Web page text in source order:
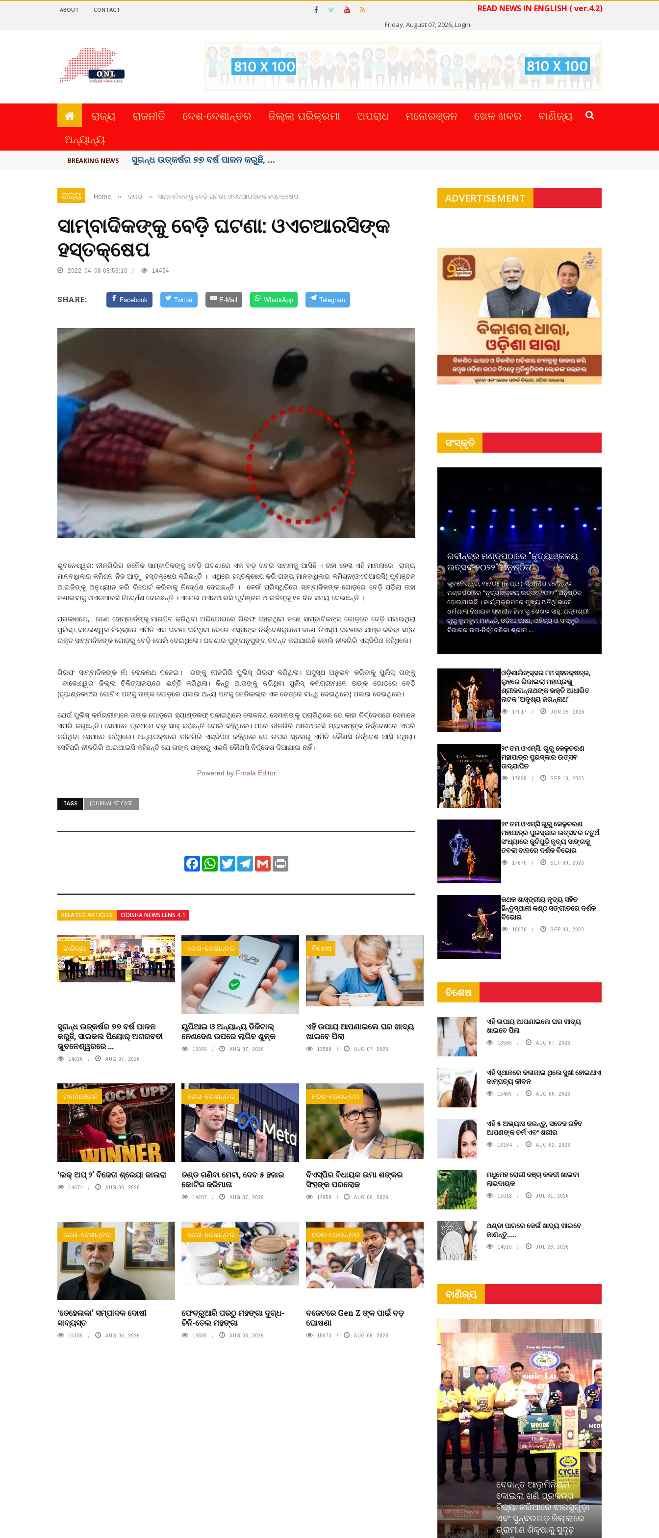
READ NEWS IN ENGLISH ( ver.4.2)
Friday, August 07, 2026,Login
ABOUT CONTACT
ରାଜ୍ୟ ରାଜନୀତି ଦେଶ-ଦେଶାନ୍ତର ଜିଲ୍ଲା ପରିକ୍ରମା ଅପରାଧ ମନୋରଞ୍ଜନ ଖେଳ ଖବର
ବାଣିଜ୍ୟ
ଅନ୍ୟାନ୍ୟ
BREAKING NEWS ୟୁପିଆଇ ଓ ଅନ୍ୟାନ୍ୟ ଡିଜିଟାଲ୍ ନେଣଦେଣ ...
ରାଜ୍ୟ Home ›› ରାଜ୍ୟ ›› ସାମ୍ବାଦିକଙ୍କୁ ବେଡ଼ି ଘଟଣା: ଓଏଚଆରସିଙ୍କ ହସ୍ତକ୍ଷେପ
ସାମ୍ବାଦିକଙ୍କୁ ବେଡ଼ି ଘଟଣା: ଓଏଚଆରସିଙ୍କ
ହସ୍ତକ୍ଷେପ
2022-04-08 08:56:10 14454
SHARE: Facebook Twitter E-Mail WhatsApp Telegram
ଭୁବନେଶ୍ୱର: ନୀଳଗିରିର ଜନୈକ ସାମ୍ବାଦିକଙ୍କୁ ବେଡ଼ି ଘଟଣାରେ ଏକ ବଡ଼ ଖବର ସାମନାକୁ ଆସିଛି । ତାହା ହେଲା ଏହି ମାମଲାରେ ରାଜ୍ୟ
ମାନବାଧିକାର କମିଶନ ନିଜ ଆଡ଼ୁ ହସ୍ତକ୍ଷେପ କରିଛନ୍ତି । ଏଥିରେ ହସ୍ତକ୍ଷେପ କରି ରାଜ୍ୟ ମାନବାଧିକାର କମିଶନ(ଓଏଚଆରସି) ପୂର୍ବାଞ୍ଚଳ
ଆଇଜିଙ୍କୁ ଅନୁଧ୍ୟାନ କରି ରିପୋର୍ଟ କରିବାକୁ ନିଦେ୍ର୍ଧଶ ଦେଇଛନ୍ତି । କେଉଁ ପରିସ୍ଥିତିରେ ସାମ୍ବାଦିକଙ୍କ ଗୋଡ଼ରେ ବେଡ଼ି ପଡ଼ିଲା ତାହା
ଜଣାଇବାକୁ ଓଏଚଆରସି ନିଦେ୍ର୍ଧଶ ଦେଇଛନ୍ତି । ଏନେଇ ଓଏଚଆରସି ପୂର୍ବାଞ୍ଚଳ ଆଇଜିଙ୍କୁ ୧୫ ଦିନ ସମୟ ଦେଇଛନ୍ତି ।
ପ୍ରକାଶଯେ, ଜଣେ ହୋମ୍‌ଗାର୍ଡଙ୍କୁ ମାରପିଟ କରିଥିବା ଅଭିଯୋଗରେ ଗିରଫ ହୋଇଥିବା ଜଣେ ସାମ୍ବାଦିକଙ୍କ ଗୋଡ଼ରେ ବେଡ଼ି ପକାଇଥିଲା
ପୁଲିସ୍। ବାଲେଶ୍ୱର ଜିଲ୍ଲାରେ ଏମିତି ଏକ ଘଟଣା ଘଟିଥିବା ବେଳେ ଏସ୍‌ପିଙ୍କ ନିର୍ଦ୍ଦେଶକ୍ରମେ ଜଣେ ଡିଏସ୍‌ପି ଘଟଣାର ଯାଞ୍ଚ କରିବା ସହିତ
ଉକ୍ତ ସାମ୍ବାଦିକଙ୍କ ଗୋଡ଼ରୁ ବେଡ଼ି ଖୋଲି ଦେଇଥିଲେ। ଘଟଣାର ପୁଙ୍ଖାନୁପୁଙ୍ଖ ତଦନ୍ତ କରାଯାଉଛି ବୋଲି ନୀଳଗିରି ଏସ୍‌ଡିପିଓ କହିଥିଲେ।
ଗିରଫ ସାମ୍ବାଦିକଙ୍କ ନାଁ ଲୋକନାଥ ଦଳେଇ। ତାଙ୍କୁ ନୀଳଗିରି ପୁଲିସ୍ ଗିରଫ କରିଥିଲା। ଅସୁସ୍ଥ ଅନୁଭବ କରିବାକୁ ପୁଲିସ୍ ତାଙ୍କୁ
ବାଲେଶ୍ୱର ଜିଲ୍ଲା ଚିକିତ୍ସାଳୟରେ ଭର୍ତ୍ତି କରିଥିଲା। କିନ୍ତୁ ଆତାଙ୍କୁ ଜଗିଥିବା ପୁଲିସ୍ କର୍ମଚାରୀମାନେ ତାଙ୍କ ଗୋଡ଼ରେ ବେଡ଼ି
(ହ୍ୟାଣ୍ଡକଫର ଗୋଟିଏ ପଟକୁ ତାଙ୍କ ଗୋଡ଼ରେ ପକାଇ ଅନ୍ୟ ପଟକୁ ମେଡିକାଲ୍‌ର ଏକ ବେଡ୍‌ରେ ବାନ୍ଧି ଦେଇଥିଲେ) ପକାଇ ଦେଇଥିଲେ।
ଯେଉଁ ପୁଲିସ୍ କର୍ମଚାରୀମାନେ ତାଙ୍କ ଗୋଡ଼ରେ ହ୍ୟାଣ୍ଡକଫ୍ ପକାଇଥିଲେ ଲୋକନାଥ ସେମାନଙ୍କୁ ପଚାରିଥିଲେ ଯେ କାହା ନିର୍ଦ୍ଦେଶରେ ସେମାନେ
ଏପରି କରୁଛନ୍ତି। ସେମାନେ ପ୍ରଥମେ ବଡ଼ ସାର୍ କହିଛନ୍ତି ବୋଲି କହିଥିଲେ। ପରେ ନୀଳଗିରି ଆଇଆଇସି ମ୍ୟାଡାମ୍‌ଙ୍କ ନିର୍ଦ୍ଦେଶରେ ଏପରି
କରିଥିବା ସେମାନେ କହିଥିଲେ। ଅନ୍ୟପକ୍ଷରେ ନୀଳଗିରି ଏସ୍‌ଡିପିଓ କହିଥିଲେ ଯେ ଉପର ସ୍ତରରୁ ଏମିତି କୌଣସି ନିର୍ଦ୍ଦେଶ ଆସି ନଥିଲା।
ସେହିପରି ନୀଳଗିରି ଆଇଆଇସି କହିଛନ୍ତି ଯେ ତାଙ୍କ ପକ୍ଷରୁ ଏଭଳି କୌଣସି ନିର୍ଦ୍ଦେଶ ଦିଆଯାଇ ନାହିଁ।
Powered by Froala Editor
TAGS JOURNALIST CASE
FacebookWhatsApp
TwitterTelegram
Gmail
RELATED ARTICLES ODISHA NEWS LENS 4.1
ବାଣିଜ୍ୟ
ସୁଗନ୍ଧ ଉତ୍କର୍ଷର ୭୭ ବର୍ଷ ପାଳନ
କରୁଛି, ସାଇକଲ ପିୟୋର୍‌ ଅଗରବତୀ
ଭୁବନେଶ୍ୱରରେ ...
14026 AUG 07, 2026
ଦେଶ-ଦେଶାନ୍ତର
ୟୁପିଆଇ ଓ ଅନ୍ୟାନ୍ୟ ଡିଜିଟାଲ୍
ନେଣଦେଣ ଉପରେ ଲାଗିବ ଶୁଳ୍କ
13369 AUG 07, 2026
ବିଶେଷ
ଏହି ଉପାୟ ଆପଣାଇଲେ ଘର ଖାଦ୍ୟ
ଖାଇବେ ପିଲା
13580 AUG 07, 2026
ମନୋରଞ୍ଜନ
‘ଲକ୍ ଅପ୍ ୨’ ବିଜେତା ଶ୍ରେୟା କାଲରା
14674 AUG 06, 2026
ଦେଶ-ଦେଶାନ୍ତର
ତଣ୍ଡ ଗଣିବା ମେଟା, ଦେବ ୫ ହଜାର
କୋଟିର ଜରିମାନା
14207 AUG 07, 2026
ଦେଶ-ଦେଶାନ୍ତର
ବିଏସ୍‌ପିର ବିଧାୟକ ଉମା ଶଙ୍କର
ସିଂହଙ୍କ ପରଲୋକ
14959 AUG 06, 2026
ଦେଶ-ଦେଶାନ୍ତର
‘ତେହେଲକା’ ସମ୍ପାଦକ ଦୋଷୀ
ସାବ୍ୟସ୍ତ
15186 AUG 06, 2026
ଦେଶ-ଦେଶାନ୍ତର
ଫେବ୍ରୁଆରି ପରଠୁ ମହଙ୍ଗା ଦୁଗ୍ଧ-
ଚିନି-ତେଲ ମହଙ୍ଗା
13688 AUG 06, 2026
ଦେଶ-ଦେଶାନ୍ତର
ବଜେଟରେ Gen Z ଙ୍କ ପାଇଁ ବଡ଼
ଘୋଷଣା
15073 AUG 06, 2026
ADVERTISEMENT
ସଂସ୍କୃତି
ରବୀନ୍ଦ୍ର ମଣ୍ଡପଠାରେ "ନୃତ୍ୟାଞ୍ଜଳୟ
ଉତ୍ସବ-୨୦୨୨" ଅନୁଷ୍ଠିତ
ଭୁବନେଶ୍ୱର, ୧୫/୦୫ (ନି.ପ୍ର.): ସ୍ଥାନୀୟ ରବୀନ୍ଦ୍ର
ମଣ୍ଡପଠାରେ "ନୃତ୍ୟାଞ୍ଜଳୟ ଉତ୍ସବ-୨୦୨୨" ଅନୁଷ୍ଠିତ
ହୋଇଯାଇଛି । କାର୍ଯ୍ୟକ୍ରମରେ ମୁଖ୍ୟ ଅତିଥି ଭାବେ
ଧର୍ମଶାଳା ବିଧାୟକ ସ୍ଵାଧୀନ ହିମାଂଶୁ ଶେଖର ସାହୁ, ପଦ୍ମଶ୍ରୀ
ଗୁରୁ କୁମକୁମ ମହାନ୍ତି, ଓଡ଼ିଆ ଭାଷା, ସାହିତ୍ୟ ଓ ସଂସ୍କୃତି
ବିଭାଗର ଉପ-ନିର୍ଦ୍ଦେଶିକା ଶ୍ରୀମ ...
ଓଡ଼ିଶାଲିଙ୍କ୍ସର ୮ମ ସ୍ଵନକ୍ଷତ୍ର,
ଲୁହରେ ଭିଜାଇଲା ମହାପ୍ରଭୁ
ଶ୍ରୀଜଗନ୍ନାଥଙ୍କ ଭକ୍ତି ଆଧାରିତ
ନାଟକ ‘ଅଦୃଶ୍ୟ ଜଗନ୍ନାଥ‘
17017 JUN 25, 2025
୨୯ ତମ ଓଏମ୍‌ସି. ଗୁରୁ କେଳୁଚରଣ
ମହାପାତ୍ର ପୁରସ୍କାର ଉତ୍ସବ
ଉଦ୍‍ଯାପିତ
17628 SEP 10, 2023
୨୯ ତମ ଓଏମ୍‌ସି ଗୁରୁ କେଳୁଚରଣ
ମହାପାତ୍ର ପୁରସ୍କାର ଉତ୍ସବର ଚତୁର୍ଥ
ସଂଧ୍ୟାରେ କୁଚିପୁଡ଼ି ନୃତ୍ୟ ସାଙ୍ଗକୁ
ତବଲା ବାଦରେ ଦର୍ଶକ ବିଭୋର
17679 SEP 09, 2023
କଥକ ଶାସ୍ତ୍ରୀୟ ନୃତ୍ୟ ସହିତ
ହିନ୍ଦୁସ୍ଥାନୀ କଣ୍ଠ ସଙ୍ଗୀତରେ ଦର୍ଶକ
ବିଭୋର
18079 SEP 06, 2023
ବିଶେଷ
ଏହି ଉପାୟ ଆପଣାଇଲେ ଘର ଖାଦ୍ୟ
ଖାଇବେ ପିଲା
13580 AUG 07, 2026
ଏହି ସ୍ଥାନରେ କଳାଜାଇ ଥିଲେ ସୁଖୀ ହୋଇଥାଏ
ଦାମ୍ପତ୍ୟ ଜୀବନ
15465 AUG 05, 2026
ଏହି ୫ ଅଭ୍ୟାସ କରନ୍ତୁ, ସତେଜ ରହିବ
ଆପଣଙ୍କ ଚର୍ମ ଏବଂ ଶରୀର
16164 AUG 02, 2026
ମଧୁମେହ ରୋଗୀ କଞ୍ଚା କଳଦୀ ଖାଇବା
ଲାଭଦାୟକ
15018 JUL 31, 2026
ଥଣ୍ଡା ପାଗରେ କେଉଁ ଖାଦ୍ୟ ଖାଇବେ
ଜାଣନ୍ତୁ.....
14510 JUL 28, 2026
ବାଣିଜ୍ୟ
ବେଦାନ୍ତ ଆଲୁମିନିୟମ
କୋଇଲା ଖଣି ପ୍ରକଳ୍ପ
ବିଦ୍ୟା ଜରିଆରେ ଝାରସୁଗୁଡ଼ା
ଏବଂ ସୁନ୍ଦରଗଡ଼ ଜିଲ୍ଲାରେ
ଗ୍ରାମୀଣ ଶିକ୍ଷାକୁ ସୁଦୃଢ଼